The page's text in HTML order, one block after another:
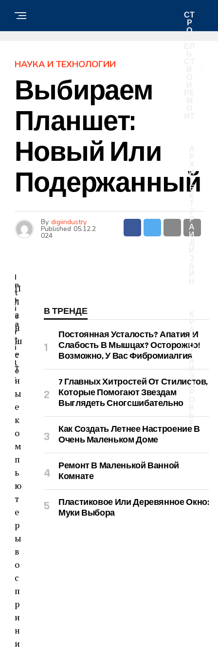
СТ
Р
О
И
Т
Е
У
Р
А
И
Р
А
С
О
Т
А
И
Д
Ь
Е
НАУКА И ТЕХНОЛОГИИ
Выбираем
Планшет:
Новый Или
Подержанный
By digiindustry
Published 05.12.2
024
П
л
а
н
ш
е
т
н
ы
е
к
о
м
п
ь
ю
т
е
р
ы
в
о
с
п
р
и
н
и
I
n
t
h
i
s
a
r
t
i
c
l
e
:
В ТРЕНДЕ
Постоянная Усталость? Апатия И
Слабость В Мышцах? Осторожно!
Возможно, У Вас Фибромиалгия
7 Главных Хитростей От Стилистов,
Которые Помогают Звездам
Выглядеть Сногсшибательно
Как Создать Летнее Настроение В
Очень Маленьком Доме
Ремонт В Маленькой Ванной
Комнате
Пластиковое Или Деревянное Окно:
Муки Выбора